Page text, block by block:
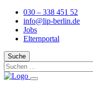
030 – 338 451 52
info@lip-berlin.de
Jobs
Elternportal
Suche